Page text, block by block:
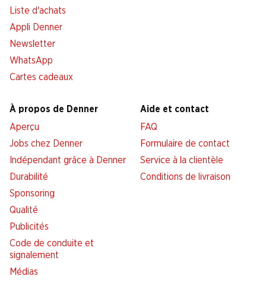
Liste d'achats
Appli Denner
Newsletter
WhatsApp
Cartes cadeaux
À propos de Denner
Aperçu
Jobs chez Denner
Indépendant grâce à Denner
Durabilité
Sponsoring
Qualité
Publicités
Code de conduite et
signalement
Médias
Aide et contact
FAQ
Formulaire de contact
Service à la clientèle
Conditions de livraison